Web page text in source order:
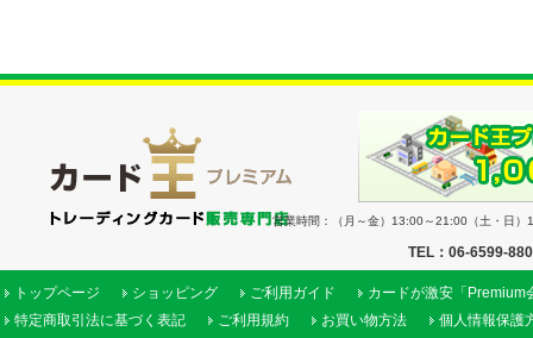
営業時間：（月～金）13:00～21:00（土・日
TEL：06-6599-
トップページ ショッピング ご利用ガイド
カードが激安「Premium
特定商取引法に基づく表記
ご利用規約 お買い物方法 個人情報保護